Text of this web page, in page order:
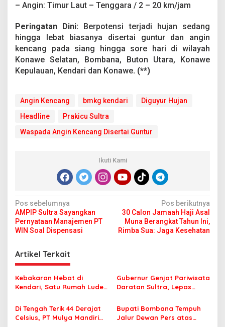
u
H
u
a
n
,
p
a
a
i
n
K
e
n
c
a
n
i
s
e
r
i
G
– Angin: Timur Laut – Tenggara / 2 – 20 km/jam
Peringatan Dini: Berpotensi terjadi hujan sedang
hingga lebat biasanya disertai guntur dan angin
kencang pada siang hingga sore hari di wilayah
Konawe Selatan, Bombana, Buton Utara, Konawe
Kepulauan, Kendari dan Konawe. (**)
Angin Kencang bmkg kendari
Diguyur Hujan
Headline
Prakicu Sultra
Waspada Angin Kencang Disertai Guntur
Ikuti Kami
N
a
v
i
g
a
s
i
p
Pos sebelumnya
AMPIP Sultra Sayangkan
Pernyataan Manajemen PT
WIN Soal Dispensasi
Pos berikutnya
30 Calon Jamaah Haji Asal
Muna Berangkat Tahun Ini,
Rimba Sua: Jaga Kesehatan
Artikel Terkait
Kebakaran Hebat di
Kendari, Satu Rumah Ludes
Gubernur Genjot Pariwisata
Daratan Sultra, Lepas
Tiga Kabupaten Unggulan
Di Tengah Terik 44 Derajat
Celsius, PT Mulya Mandiri
Bupati Bombana Tempuh
Jalur Dewan Pers atas